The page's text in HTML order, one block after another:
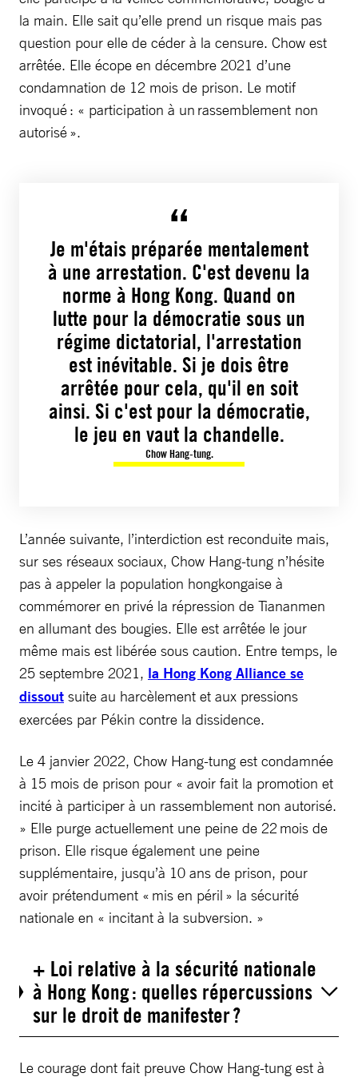
la main. Elle sait qu’elle prend un risque mais pas
question pour elle de céder à la censure. Chow est
arrêtée. Elle écope en décembre 2021 d’une
condamnation de 12 mois de prison. Le motif
invoqué : « participation à un rassemblement non
autorisé ».
Je m'étais préparée mentalement
à une arrestation. C'est devenu la
norme à Hong Kong. Quand on
lutte pour la démocratie sous un
régime dictatorial, l'arrestation
est inévitable. Si je dois être
arrêtée pour cela, qu'il en soit
ainsi. Si c'est pour la démocratie,
le jeu en vaut la chandelle.
Chow Hang-tung.
L’année suivante, l’interdiction est reconduite mais,
sur ses réseaux sociaux, Chow Hang-tung n’hésite
pas à appeler la population hongkongaise à
commémorer en privé la répression de Tiananmen
en allumant des bougies. Elle est arrêtée le jour
même mais est libérée sous caution. Entre temps, le
25 septembre 2021, la Hong Kong Alliance se
dissout suite au harcèlement et aux pressions
exercées par Pékin contre la dissidence.
Le 4 janvier 2022, Chow Hang-tung est condamnée
à 15 mois de prison pour « avoir fait la promotion et
incité à participer à un rassemblement non autorisé.
» Elle purge actuellement une peine de 22 mois de
prison. Elle risque également une peine
supplémentaire, jusqu’à 10 ans de prison, pour
avoir prétendument « mis en péril » la sécurité
nationale en « incitant à la subversion. »
+ Loi relative à la sécurité nationale
à Hong Kong : quelles répercussions
sur le droit de manifester ?
Le courage dont fait preuve Chow Hang-tung est à